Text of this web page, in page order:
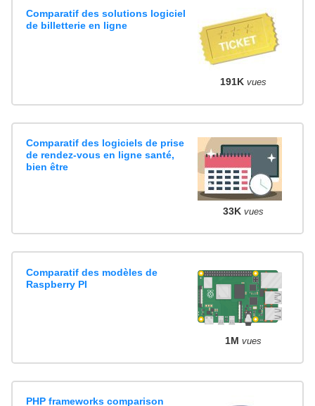
Comparatif des solutions logiciel
de billetterie en ligne
191K vues
Comparatif des logiciels de prise
de rendez-vous en ligne santé,
bien être
33K vues
Comparatif des modèles de
Raspberry PI
1M vues
PHP frameworks comparison